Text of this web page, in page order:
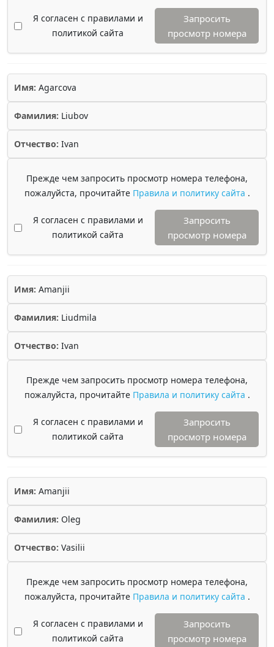
Я согласен с правилами и
политикой сайта
Запросить
просмотр номера
Имя: Agarcova
Фамилия: Liubov
Отчество: Ivan
Прежде чем запросить просмотр номера телефона,
пожалуйста, прочитайте Правила и политику сайта .
Я согласен с правилами и
политикой сайта
Запросить
просмотр номера
Имя: Amanjii
Фамилия: Liudmila
Отчество: Ivan
Прежде чем запросить просмотр номера телефона,
пожалуйста, прочитайте Правила и политику сайта .
Я согласен с правилами и
политикой сайта
Запросить
просмотр номера
Имя: Amanjii
Фамилия: Oleg
Отчество: Vasilii
Прежде чем запросить просмотр номера телефона,
пожалуйста, прочитайте Правила и политику сайта .
Я согласен с правилами и
политикой сайта
Запросить
просмотр номера